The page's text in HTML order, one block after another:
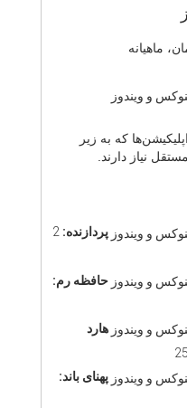
ماهیانه
که به زیر
نیاز دارند.
پردازنده: 2
حافظه رم:
هارد
پهنای باند: